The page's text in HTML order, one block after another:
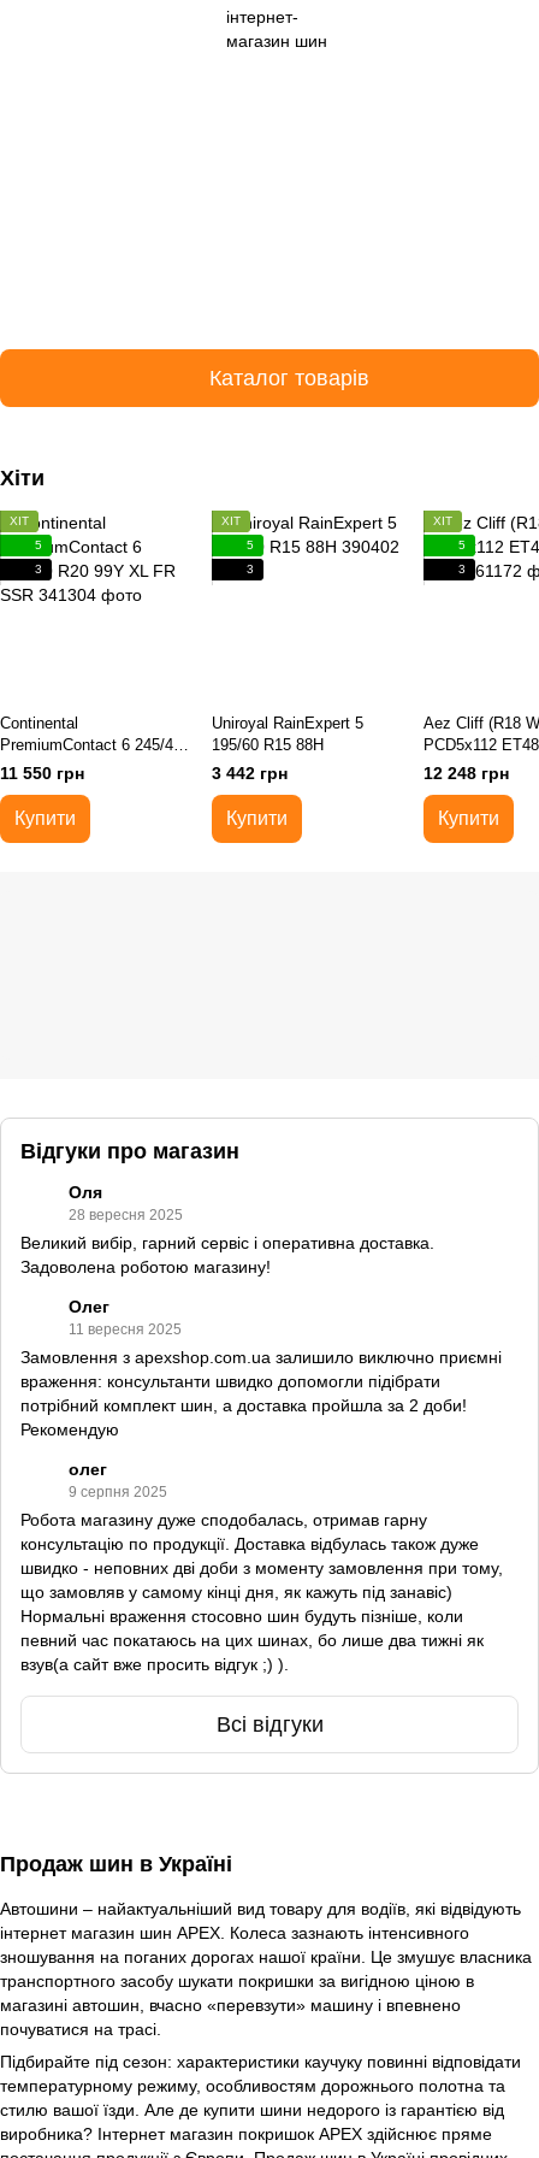
Каталог товарів
Хіти
ХІТ
5
3
Continental
PremiumContact 6 245/40
R20 99Y XL FR SSR
11 550 грн
Купити
ХІТ
5
3
Uniroyal RainExpert 5
195/60 R15 88H
3 442 грн
Купити
ХІТ
5
3
Aez Cliff (R18
PCD5x112
BP)
12 248 грн
Купити
Відгуки про магазин
Оля
28 вересня 2025
Великий вибір, гарний сервіс і оперативна доставка.
Задоволена роботою магазину!
Олег
11 вересня 2025
Замовлення з apexshop.com.ua залишило виключно приємні
враження: консультанти швидко допомогли підібрати
потрібний комплект шин, а доставка пройшла за 2 доби!
Рекомендую
олег
9 серпня 2025
Робота магазину дуже сподобалась, отримав гарну
консультацію по продукції. Доставка відбулась також дуже
швидко - неповних дві доби з моменту замовлення при тому,
що замовляв у самому кінці дня, як кажуть під занавіс)
Нормальні враження стосовно шин будуть пізніше, коли
певний час покатаюсь на цих шинах, бо лише два тижні як
взув(а сайт вже просить відгук ;) ).
Всі відгуки
Продаж шин в Україні
Автошини – найактуальніший вид товару для водіїв, які відвідують
інтернет магазин шин APEX. Колеса зазнають інтенсивного
зношування на поганих дорогах нашої країни. Це змушує власника
транспортного засобу шукати покришки за вигідною ціною в
магазині автошин, вчасно «перевзути» машину і впевнено
почуватися на трасі.
Підбирайте під сезон: характеристики каучуку повинні відповідати
температурному режиму, особливостям дорожнього полотна та
стилю вашої їзди. Але де купити шини недорого із гарантією від
виробника? Інтернет магазин покришок APEX здійснює пряме